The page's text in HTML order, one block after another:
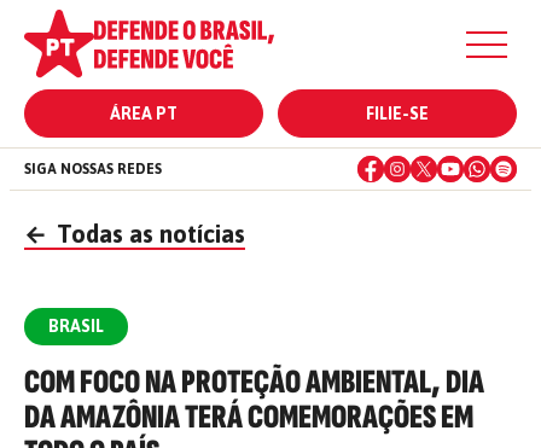
ÁREA PT FILIE-SE
SIGA NOSSAS REDES
← Todas as notícias
BRASIL
COM FOCO NA PROTEÇÃO AMBIENTAL, DIA
DA AMAZÔNIA TERÁ COMEMORAÇÕES EM